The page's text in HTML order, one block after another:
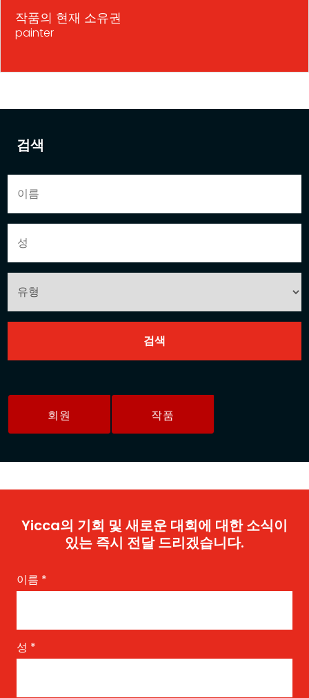
검색
회원 작품
작품의 현재 소유권
painter
Yicca의 기회 및 새로운 대회에 대한 소식이
있는 즉시 전달 드리겠습니다.
이름 *
성 *